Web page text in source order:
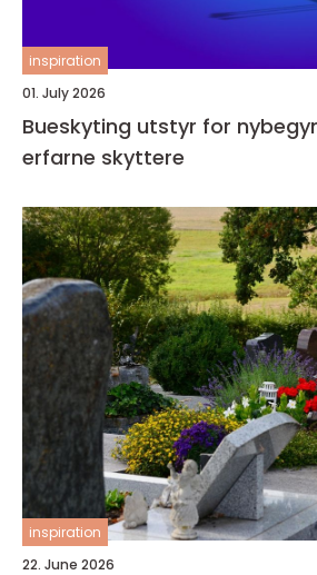
inspiration
01. July 2026
Bueskyting utstyr for
erfarne skyttere
inspiration
22. June 2026